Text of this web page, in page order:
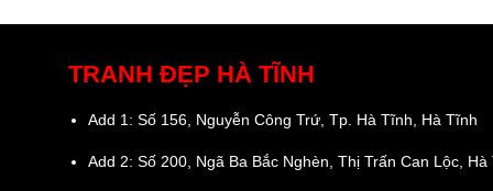
TRANH ĐẸP HÀ TĨNH
Add 1: Số 156, Nguyễn Công Trứ, Tp. Hà Tĩnh, Hà Tĩnh
Add 2: Số 200, Ngã Ba Bắc Nghèn, Thị Trấn Can Lộc, Hà